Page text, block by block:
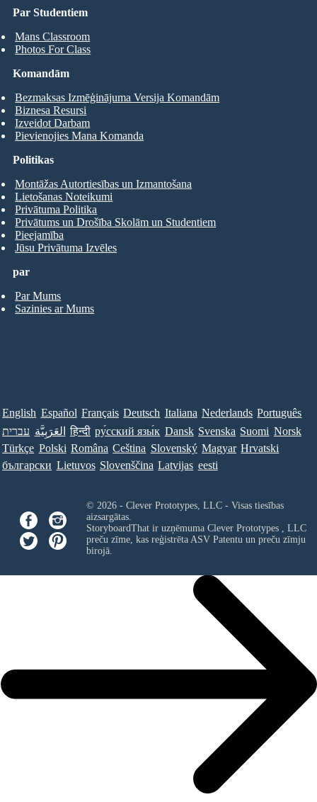
Par Studentiem
Mans Classroom
Photos For Class
Komandām
Bezmaksas Izmēģinājuma Versija Komandām
Biznesa Resursi
Izveidot Darbam
Pievienojies Mana Komanda
par
Par Mums
Sazinies ar Mums
Politikas
Montāžas Autortiesības un Izmantošana
Lietošanas Noteikumi
Privātuma Politika
Privātums un Drošība Skolām un Studentiem
Pieejamība
Jūsu Privātuma Izvēles
English Español Français Deutsch Italiana Nederlands Português
עברית العَرَبِيَّة हिन्दी ру́сский язы́к Dansk Svenska Suomi Norsk
Türkçe Polski Româna Ceština Slovenský Magyar Hrvatski
български Lietuvos Slovenščina Latvijas eesti
© 2026 - Clever Prototypes, LLC - Visas tiesības
aizsargātas.
StoryboardThat ir uzņēmuma Clever Prototypes , LLC
preču zīme, kas reģistrēta ASV Patentu un preču zīmju
birojā.